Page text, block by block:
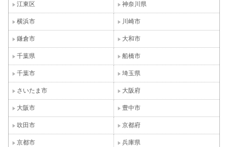
江東区 神奈川県
横浜市 川崎市
鎌倉市 大和市
千葉県 船橋市
千葉市 埼玉県
さいたま市 大阪府
大阪市 豊中市
吹田市 京都府
京都市 兵庫県